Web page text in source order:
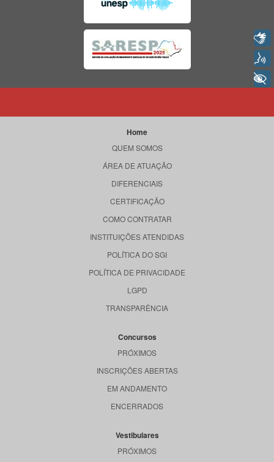
Home
QUEM SOMOS
ÁREA DE ATUAÇÃO
DIFERENCIAIS
CERTIFICAÇÃO
COMO CONTRATAR
INSTITUIÇÕES ATENDIDAS
POLÍTICA DO SGI
POLÍTICA DE PRIVACIDADE
LGPD
TRANSPARÊNCIA
Concursos
PRÓXIMOS
INSCRIÇÕES ABERTAS
EM ANDAMENTO
ENCERRADOS
Vestibulares
PRÓXIMOS